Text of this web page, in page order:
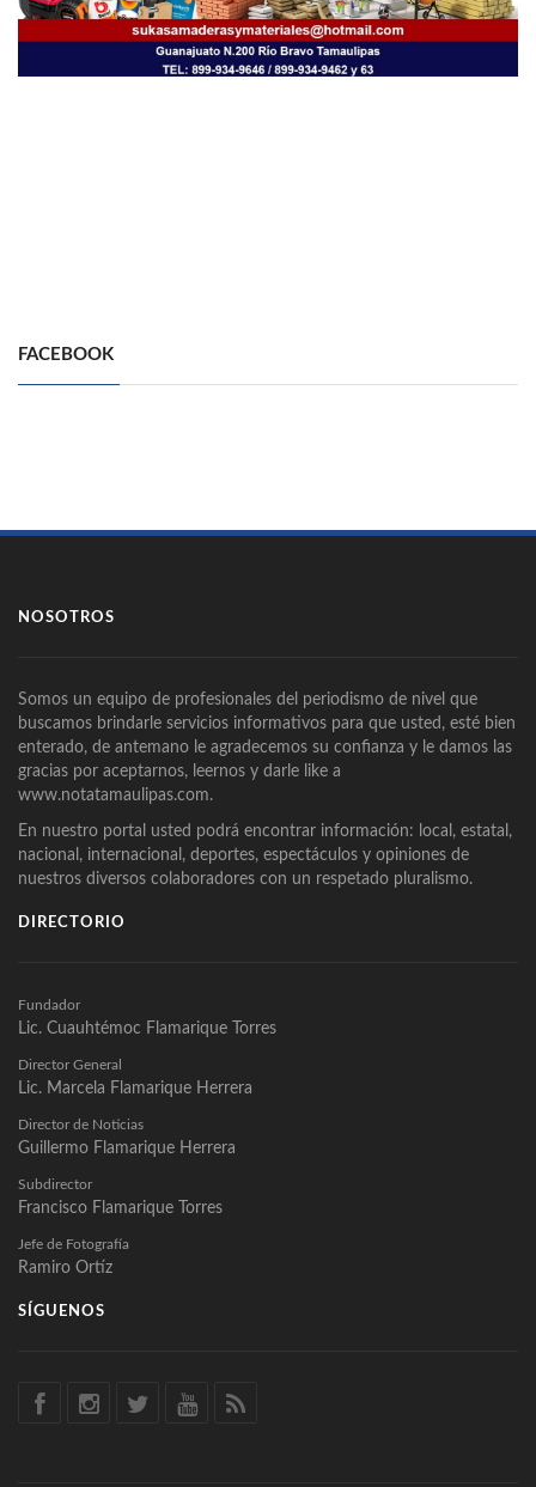
FACEBOOK
NOSOTROS
Somos un equipo de profesionales del periodismo de nivel que
buscamos brindarle servicios informativos para que usted, esté bien
enterado, de antemano le agradecemos su confianza y le damos las
gracias por aceptarnos, leernos y darle like a
www.notatamaulipas.com.
En nuestro portal usted podrá encontrar información: local, estatal,
nacional, internacional, deportes, espectáculos y opiniones de
nuestros diversos colaboradores con un respetado pluralismo.
DIRECTORIO
Fundador
Lic. Cuauhtémoc Flamarique Torres
Director General
Lic. Marcela Flamarique Herrera
Director de Noticias
Guillermo Flamarique Herrera
Subdirector
Francisco Flamarique Torres
Jefe de Fotografía
Ramiro Ortíz
SÍGUENOS